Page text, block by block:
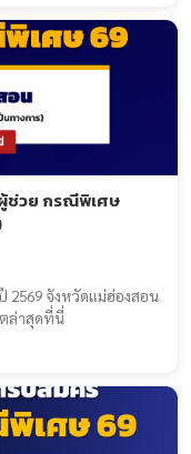
ช่วย กรณีพิเศษ
2569 จังหวัดแม่ฮ่องสอน
ล่าสุดที่นี่